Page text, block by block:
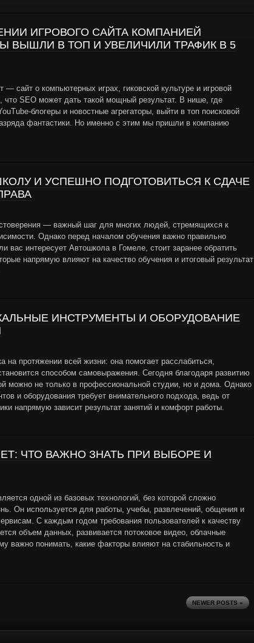
ИГРОВОГО САЙТА КОМПАНИЕЙ
МЫ ВЫШЛИ В ТОП И УВЕЛИЧИЛИ ТРАФИК В 5
— сайт о компьютерных играх, гиковской культуре и игровой
SEO может дать такой мощный результат. В нише, где
блогеры и новостные агрегаторы, выйти в топ поисковой
фантастики. Но именно с этим мы пришли в компанию
И УСПЕШНО ПОДГОТОВИТЬСЯ К СДАЧЕ
— важный шаг для многих людей, стремящихся к
Однако перед началом обучения важно правильно
вас интересует Автошкола в Гомеле, стоит заранее обратить
напрямую влияют на качество обучения и итоговый результат
ИНСТРУМЕНТЫ И ОБОРУДОВАНИЕ
на протяжении всей жизни: она помогает расслабиться,
способом самовыражения. Сегодня благодаря развитию
можно не только в профессиональной студии, но и дома. Однако
и оборудования требует внимательного подхода, ведь от
напрямую зависит результат занятий и комфорт работы.
ЧТО ВАЖНО ЗНАТЬ ПРИ ВЫБОРЕ И
одной из базовых технологий, без которой сложно
Он используется для работы, учебы, развлечений, общения и
С каждым годом требования пользователей к качеству
объем данных, развивается потоковое видео, облачные
важно понимать, какие факторы влияют на стабильность и
NEWER POSTS »